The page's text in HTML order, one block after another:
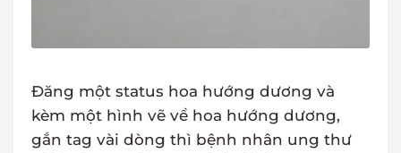
Đăng một status hoa hướng dương và
kèm một hình vẽ về hoa hướng dương,
gắn tag vài dòng thì bệnh nhân ung thư